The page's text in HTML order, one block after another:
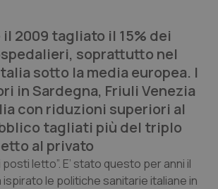
il 2009 tagliato il 15% dei
soprattutto nel
sotto la media europea. I
in Sardegna, Friuli Venezia
con riduzioni superiori al
tagliati più del triplo
al privato
letto”. E’ stato questo per anni il
ispirato le politiche sanitarie italiane in